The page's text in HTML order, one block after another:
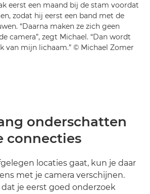
eerst een maand bij de stam voordat
zodat hij eerst een band met de
“Daarna maken ze zich geen
camera”, zegt Michael. “Dan wordt
van mijn lichaam.” © Michael Zomer
onderschatten
connecties
locaties gaat, kun je daar
met je camera verschijnen.
je eerst goed onderzoek